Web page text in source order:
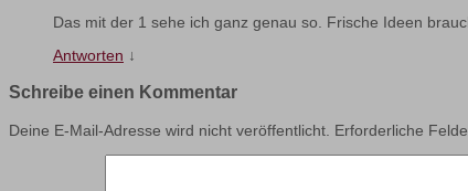
Das mit der 1 sehe ich ganz genau so. Frische Ideen
Antworten ↓
Schreibe einen Kommentar
Deine E-Mail-Adresse wird nicht veröffentlicht. Erforderliche